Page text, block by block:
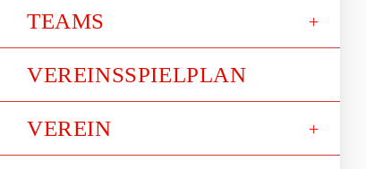
TEAMS
VEREINSSPIELPLAN
VEREIN